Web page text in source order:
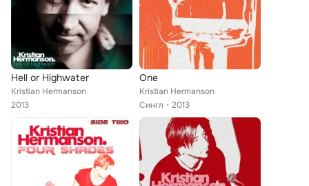
Hell or Highwater
Kristian Hermanson
2013
One
Kristian Hermanson
Сингл
2013